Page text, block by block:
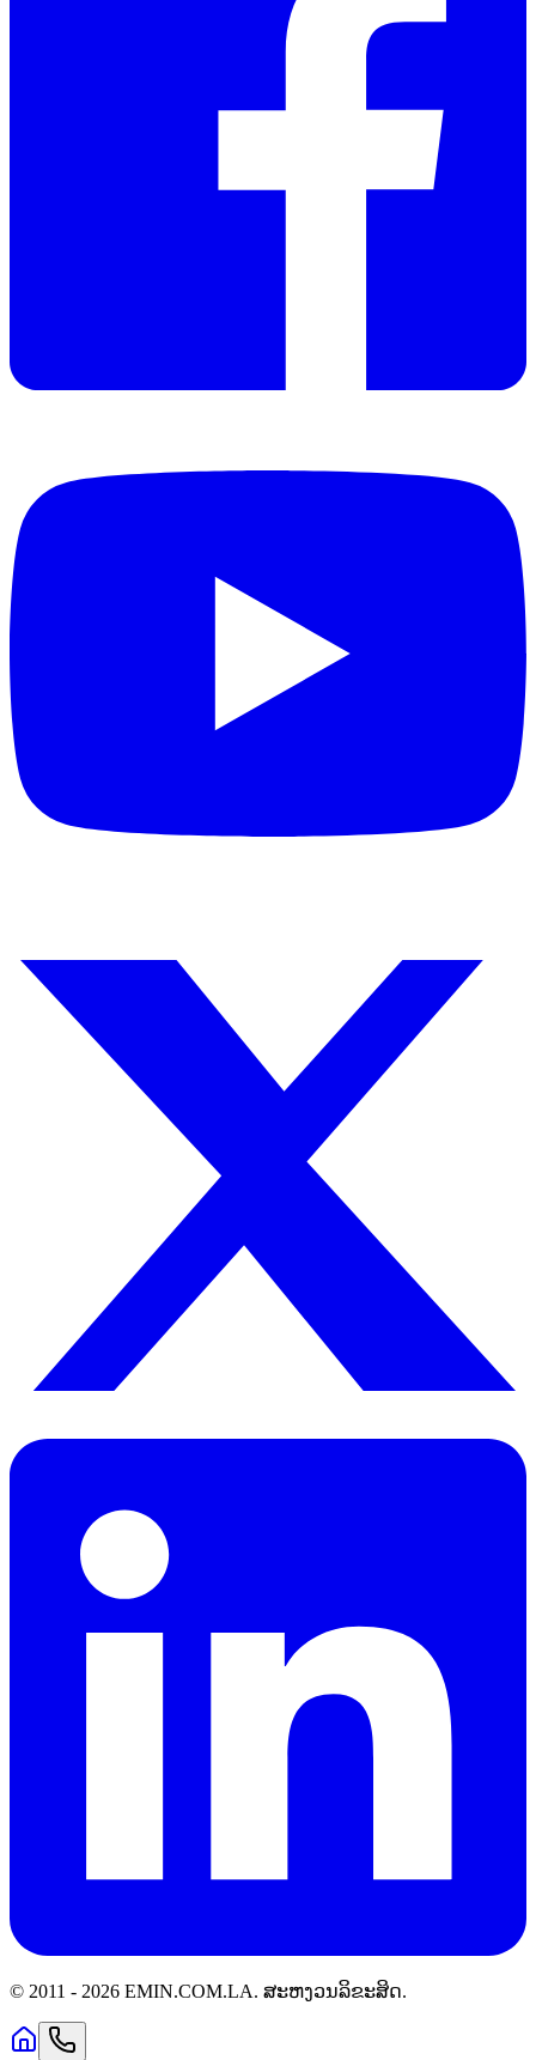
© 2011 - 2026 EMIN.COM.LA. ສະຫງວນລິຂະສິດ.